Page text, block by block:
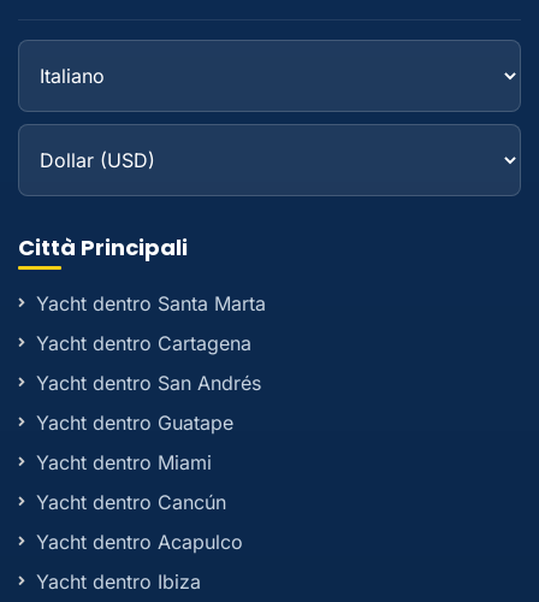
Città Principali
Yacht dentro Santa Marta
Yacht dentro Cartagena
Yacht dentro San Andrés
Yacht dentro Guatape
Yacht dentro Miami
Yacht dentro Cancún
Yacht dentro Acapulco
Yacht dentro Ibiza